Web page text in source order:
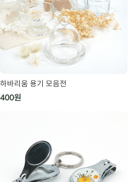
하바리움 용기 모음전
400원